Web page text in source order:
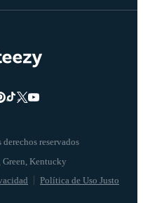
reservados
Política de Uso Justo